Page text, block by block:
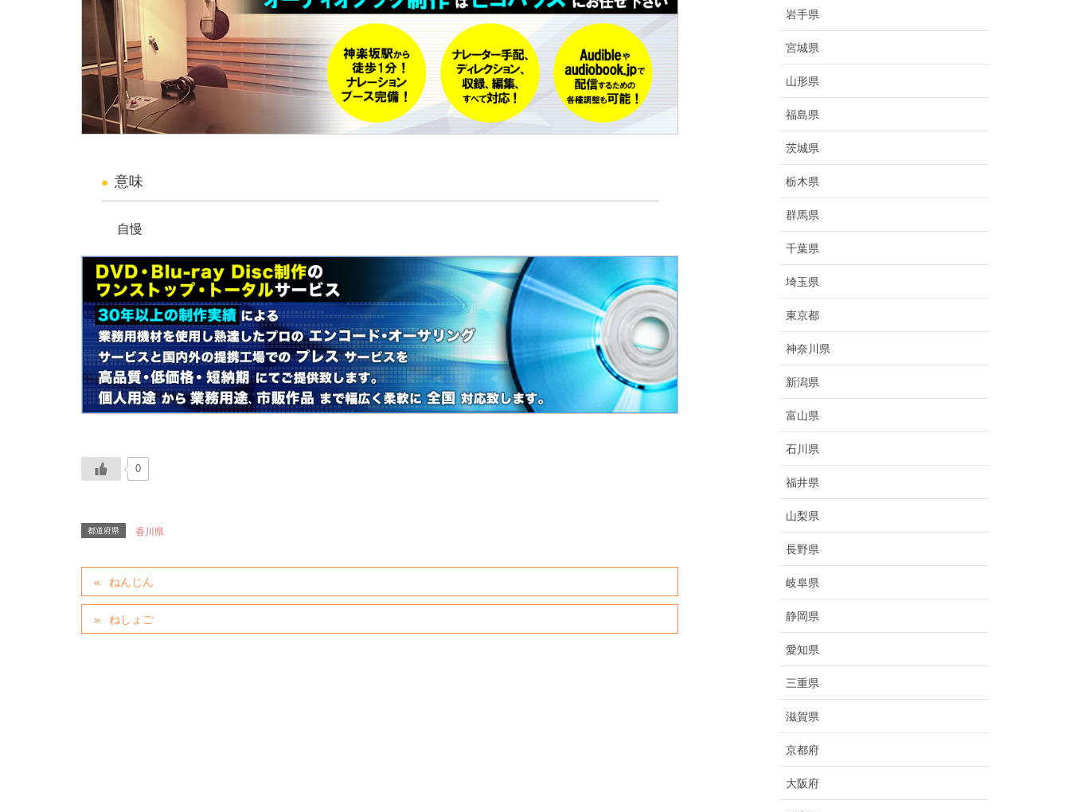
意味
自慢
0
都道府県 香川県
ねんじん
ねしょご
岩手県
宮城県
山形県
福島県
茨城県
栃木県
群馬県
千葉県
埼玉県
東京都
神奈川県
新潟県
富山県
石川県
福井県
山梨県
長野県
岐阜県
静岡県
愛知県
三重県
滋賀県
京都府
大阪府